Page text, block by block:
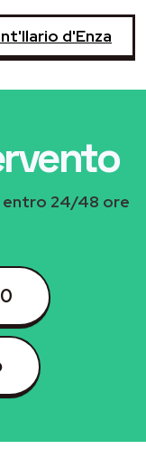
d'Enza
entro 24/48 ore